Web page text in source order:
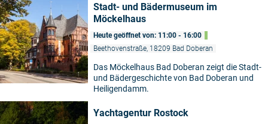
Stadt- und Bädermuseum im
Möckelhaus
Heute geöffnet von: 11:00 - 16:00
Beethovenstraße, 18209 Bad Doberan
Das Möckelhaus Bad Doberan zeigt die Stadt-
und Bädergeschichte von Bad Doberan und
Heiligendamm.
Yachtagentur Rostock